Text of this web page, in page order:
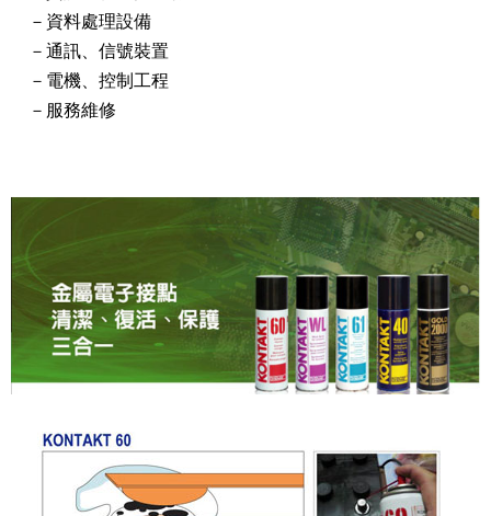
－資料處理設備
－通訊、信號裝置
－電機、控制工程
－服務維修